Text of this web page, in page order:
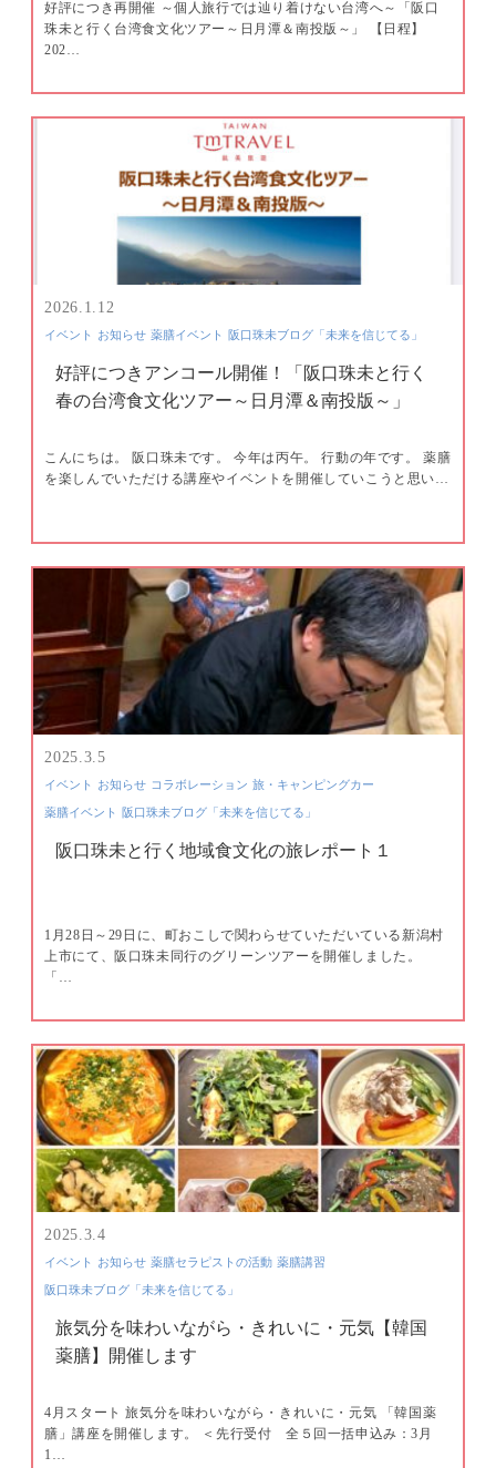
好評につき再開催 ～個人旅行では辿り着けない台湾へ～「阪口
珠未と行く台湾食文化ツアー～日月潭＆南投版～」 【日程】
202…
2026.1.12
イベント お知らせ 薬膳イベント 阪口珠未ブログ「未来を信じてる」
好評につきアンコール開催！「阪口珠未と行く
春の台湾食文化ツアー～日月潭＆南投版～」
こんにちは。 阪口珠未です。 今年は丙午。 行動の年です。 薬膳
を楽しんでいただける講座やイベントを開催していこうと思い…
2025.3.5
イベント お知らせ コラボレーション 旅・キャンピングカー
薬膳イベント 阪口珠未ブログ「未来を信じてる」
阪口珠未と行く地域食文化の旅レポート１
1月28日～29日に、町おこしで関わらせていただいている新潟村
上市にて、阪口珠未同行のグリーンツアーを開催しました。
「…
2025.3.4
イベント お知らせ 薬膳セラピストの活動 薬膳講習
阪口珠未ブログ「未来を信じてる」
旅気分を味わいながら・きれいに・元気【韓国
薬膳】開催します
4月スタート 旅気分を味わいながら・きれいに・元気 「韓国薬
膳」講座を開催します。 ＜先行受付 全５回一括申込み：3月
1…